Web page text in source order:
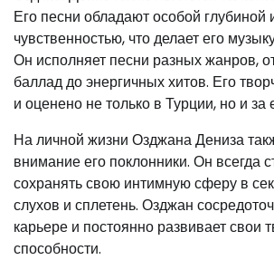
Его песни обладают особой глубиной
чувственностью, что делает его
Он исполняет песни разных жанров,
баллад до энергичных хитов. Его
и оценено не только в Турции, но и за
На личной жизни Озджана Дениза
внимание его поклонники. Он всегда
сохранять свою интимную сферу в
слухов и сплетень. Озджан
карьере и постоянно развивает свои
способности.